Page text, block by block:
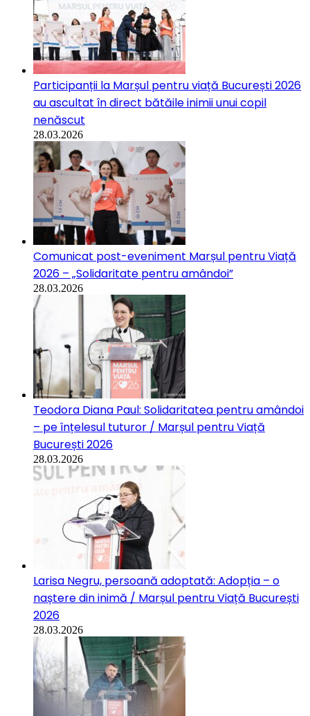
Participanții la Marșul pentru viață București 2026
au ascultat în direct bătăile inimii unui copil
nenăscut
28.03.2026
Comunicat post-eveniment Marșul pentru Viață
2026 – „Solidaritate pentru amândoi”
28.03.2026
Teodora Diana Paul: Solidaritatea pentru amândoi
– pe înțelesul tuturor / Marșul pentru Viață
București 2026
28.03.2026
Larisa Negru, persoană adoptată: Adopția – o
naștere din inimă / Marșul pentru Viață București
2026
28.03.2026